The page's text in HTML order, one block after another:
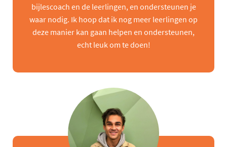
bijlescoach en de leerlingen, en ondersteunen je
waar nodig. Ik hoop dat ik nog meer leerlingen op
deze manier kan gaan helpen en ondersteunen,
echt leuk om te doen!